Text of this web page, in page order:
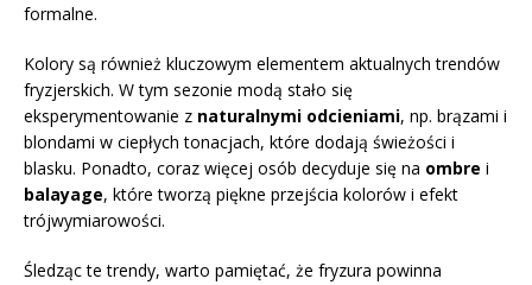
formalne.
Kolory są również kluczowym elementem aktualnych trendów
fryzjerskich. W tym sezonie modą stało się
eksperymentowanie z naturalnymi odcieniami, np. brązami i
blondami w ciepłych tonacjach, które dodają świeżości i
blasku. Ponadto, coraz więcej osób decyduje się na ombre i
balayage, które tworzą piękne przejścia kolorów i efekt
trójwymiarowości.
Śledząc te trendy, warto pamiętać, że fryzura powinna